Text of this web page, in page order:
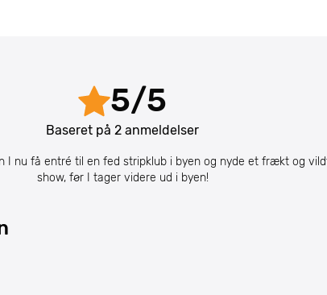
5/5
Baseret på 2 anmeldelser
I nu få entré til en fed stripklub i byen og nyde et frækt og
show, før I tager videre ud i byen!